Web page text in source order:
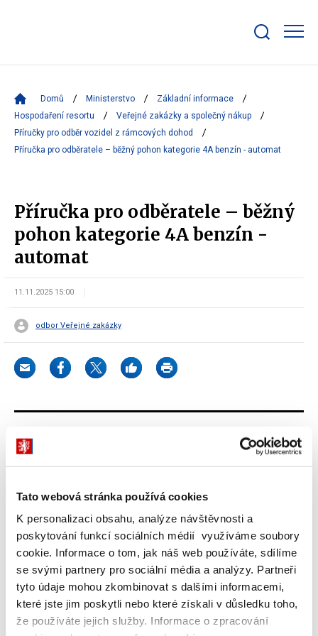
Tato webová stránka používá cookies
K personalizaci obsahu, analýze návštěvnosti a
poskytování funkcí sociálních médií využíváme soubory
cookie. Informace o tom, jak náš web používáte, sdílíme
se svými partnery pro sociální média a analýzy. Partneři
tyto údaje mohou zkombinovat s dalšími informacemi,
které jste jim poskytli nebo které získali v důsledku toho,
že používáte jejich služby. Informace o zpracování
bar
Domů Ministerstvo
Základní informace
Hospodaření resortu
Veřejné zakázky a společný nákup
Příručky pro odběr vozidel z rámcových dohod
Příručka pro odběratele – běžný pohon kategorie 4A benzín - automat
Příručka pro odběratele – běžný
pohon kategorie 4A benzín -
automat
11.11.2025 15:00
odbor Veřejné zakázky
Dokumenty ke stažení
Příručka pro odběratele - běžný pohon
kategorie 4A benzín - automat
(481 kB)
Přílohy (279 kB)